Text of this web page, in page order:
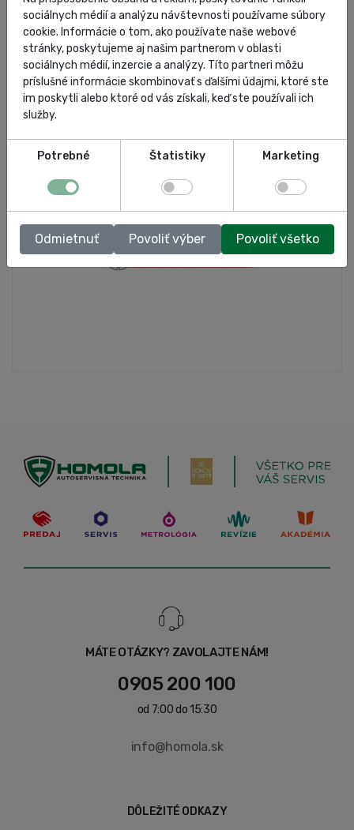
autoservisná spoločnosť spoločnosť o nás
kompresory
MÁTE OTÁZKY? ZAVOLAJTE NÁM!
0905 200 100
od 7:00 do 15:30
info@homola.sk
DÔLEŽITÉ ODKAZY
sociálnych médií a analýzu návštevnosti používame súbory
cookie. Informácie o tom, ako používate naše webové
stránky, poskytujeme aj našim partnerom v oblasti
sociálnych médií, inzercie a analýzy. Títo partneri môžu
príslušné informácie skombinovať s ďalšími údajmi, ktoré ste
im poskytli alebo ktoré od vás získali, keď ste používali ich
služby.
Potrebné Štatistiky Marketing
Odmietnuť Povoliť výber Povoliť všetko